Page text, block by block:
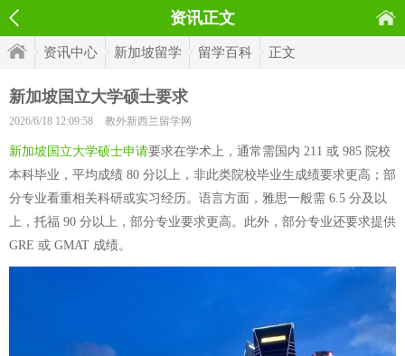
资讯正文
资讯中心 新加坡留学 留学百科 正文
新加坡国立大学硕士要求
2026/6/18 12:09:58 教外新西兰留学网
新加坡国立大学硕士申请要求在学术上，通常需国内 211 或 985 院校
本科毕业，平均成绩 80 分以上，非此类院校毕业生成绩要求更高；部
分专业看重相关科研或实习经历。语言方面，雅思一般需 6.5 分及以
上，托福 90 分以上，部分专业要求更高。此外，部分专业还要求提供
GRE 或 GMAT 成绩。